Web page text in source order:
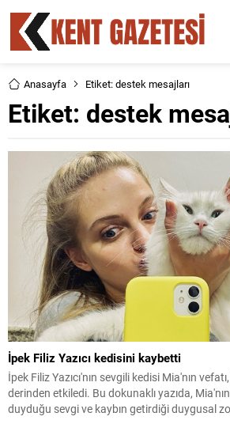
Anasayfa Etiket: destek mesajları
Etiket: destek
İpek Filiz Yazıcı kedisini kaybetti
İpek Filiz Yazıcı'nın sevgili kedisi Mia'nın
derinden etkiledi. Bu dokunaklı yazıda,
duyduğu sevgi ve kaybın getirdiği duygusal